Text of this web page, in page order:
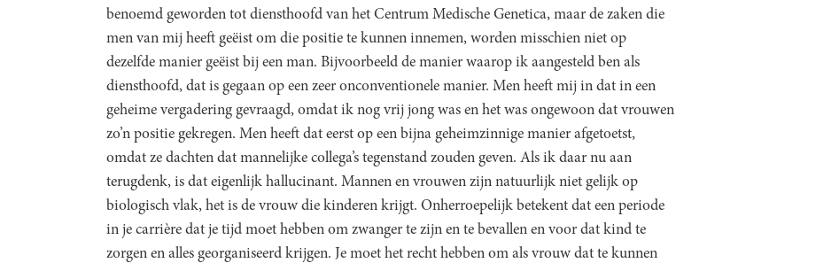
benoemd geworden tot diensthoofd van het Centrum Medische Genetica, maar de zaken die
men van mij heeft geëist om die positie te kunnen innemen, worden misschien niet op
dezelfde manier geëist bij een man. Bijvoorbeeld de manier waarop ik aangesteld ben als
diensthoofd, dat is gegaan op een zeer onconventionele manier. Men heeft mij in dat in een
geheime vergadering gevraagd, omdat ik nog vrij jong was en het was ongewoon dat vrouwen
zo’n positie gekregen. Men heeft dat eerst op een bijna geheimzinnige manier afgetoetst,
omdat ze dachten dat mannelijke collega’s tegenstand zouden geven. Als ik daar nu aan
terugdenk, is dat eigenlijk hallucinant. Mannen en vrouwen zijn natuurlijk niet gelijk op
biologisch vlak, het is de vrouw die kinderen krijgt. Onherroepelijk betekent dat een periode
in je carrière dat je tijd moet hebben om zwanger te zijn en te bevallen en voor dat kind te
zorgen en alles georganiseerd krijgen. Je moet het recht hebben om als vrouw dat te kunnen